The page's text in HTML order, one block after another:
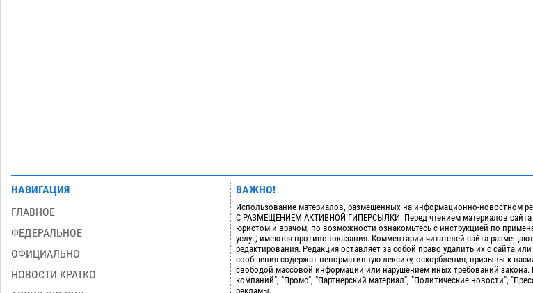
НАВИГАЦИЯ
ГЛАВНОЕ
ФЕДЕРАЛЬНОЕ
ОФИЦИАЛЬНО
НОВОСТИ КРАТКО
ВАЖНО!
Использование материалов, размещенных на информационно-новостном
С РАЗМЕЩЕНИЕМ АКТИВНОЙ ГИПЕРСЫЛКИ. Перед чтением материалов сайта
юристом и врачом, по возможности ознакомьтесь с инструкцией по
услуг; имеются противопоказания. Комментарии читателей сайта
редактирования. Редакция оставляет за собой право удалить их с сайта
сообщения содержат ненормативную лексику, оскорбления, призывы к
свободой массовой информации или нарушением иных требований
компаний", "Промо", "Партнерский материал", "Политические новости",
рекламы.